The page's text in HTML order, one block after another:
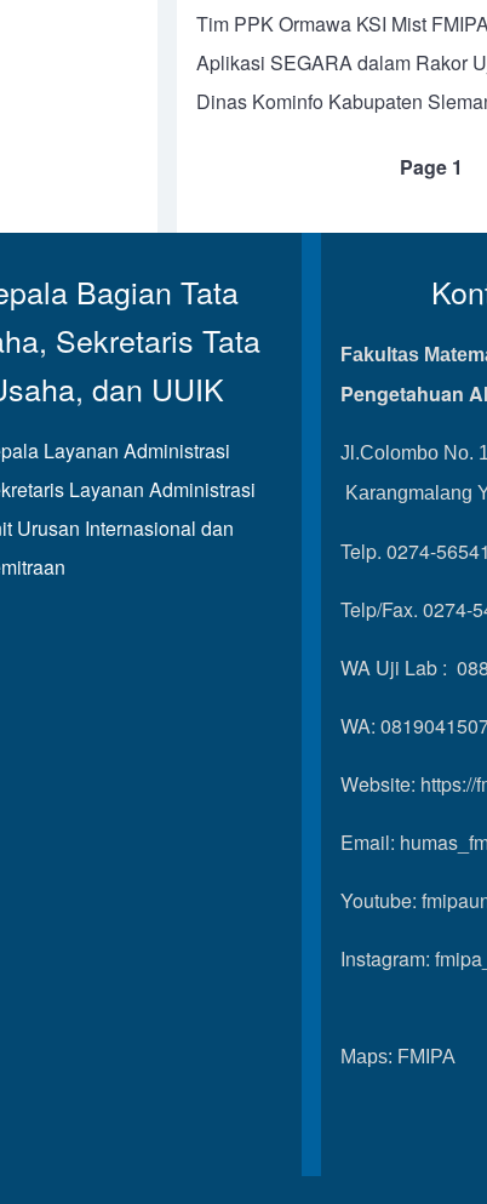
Tim PPK Ormawa KSI Mist
Aplikasi SEGARA dalam Rakor
Dinas Kominfo Kabupaten
Page 1
Bagian Tata
Sekretaris Tata
dan UUIK
Layanan Administrasi
Layanan Administrasi
Urusan Internasional dan
Fakultas
Pengetahuan
Jl.Colombo No.
Karangmalang
Telp. 0274-
Telp/Fax. 0274-
WA Uji Lab :
WA:
Website: https://
Email:
Youtube:
Instagram:
Maps: FMIPA